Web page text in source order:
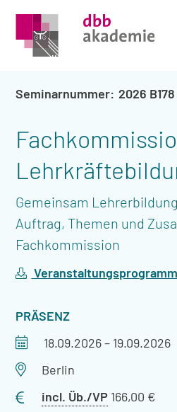
2026 B178
Gemeinsam
Auftrag, Themen und
Fachkommission
VERANSTALTUNGSART
PRÄSENZ
Veranstaltungszeitraum
18.09.2026– 19.09.2026
Veranstaltungsort
Berlin
incl. Üb./VP Preis
166,00 €